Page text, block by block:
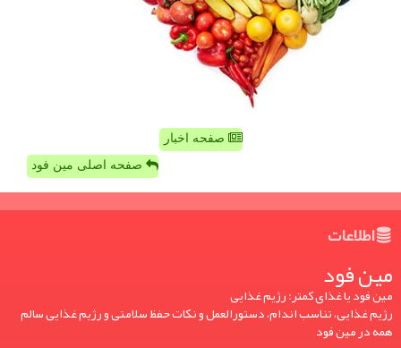
صفحه اخبار
صفحه اصلی مین فود
اطلاعات
مین فود
مین فود یا غذای کمتر: رژیم غذایی
رژیم غذایی، تناسب اندام، دستورالعمل و نکات حفظ سلامتی و رژیم غذایی سالم
همه در مین فود